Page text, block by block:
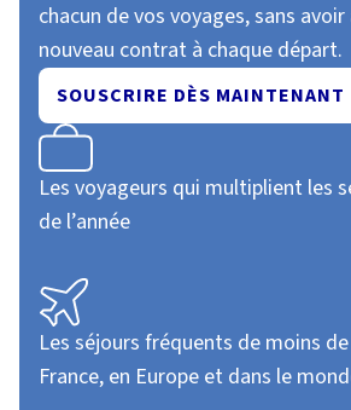
chacun de vos voyages, sans
nouveau contrat à chaque départ.
SOUSCRIRE DÈS MAINTENANT
Les voyageurs qui multiplient les
de l’année
Les séjours fréquents de moins
France, en Europe et dans le